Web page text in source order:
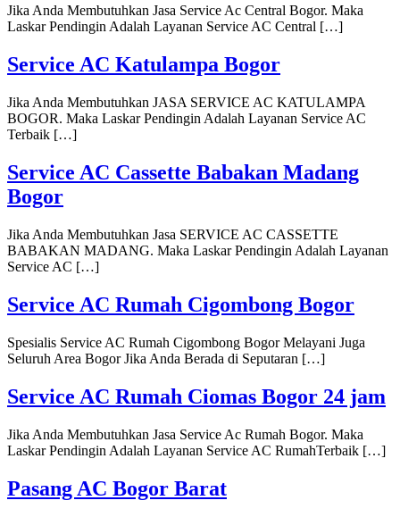
Jika Anda Membutuhkan Jasa Service Ac Central Bogor. Maka
Laskar Pendingin Adalah Layanan Service AC Central […]
Service AC Katulampa Bogor
Jika Anda Membutuhkan JASA SERVICE AC KATULAMPA
BOGOR. Maka Laskar Pendingin Adalah Layanan Service AC
Terbaik […]
Service AC Cassette Babakan Madang
Bogor
Jika Anda Membutuhkan Jasa SERVICE AC CASSETTE
BABAKAN MADANG. Maka Laskar Pendingin Adalah Layanan
Service AC […]
Service AC Rumah Cigombong Bogor
Spesialis Service AC Rumah Cigombong Bogor Melayani Juga
Seluruh Area Bogor Jika Anda Berada di Seputaran […]
Service AC Rumah Ciomas Bogor 24 jam
Jika Anda Membutuhkan Jasa Service Ac Rumah Bogor. Maka
Laskar Pendingin Adalah Layanan Service AC RumahTerbaik […]
Pasang AC Bogor Barat